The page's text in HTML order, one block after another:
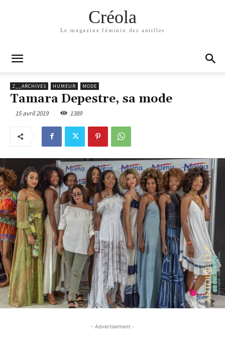
Créola
Le magazine féminin des antilles
Z__ARCHIVES HUMEUR MODE
Tamara Depestre, sa mode
15 avril 2019 1389
- Advertisement -